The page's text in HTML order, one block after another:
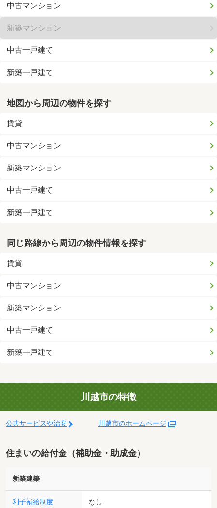
中古マンション
新築マンション
中古一戸建て
新築一戸建て
地図から周辺の物件を探す
賃貸
中古マンション
新築マンション
中古一戸建て
新築一戸建て
同じ路線から周辺の物件情報を探す
賃貸
中古マンション
新築マンション
中古一戸建て
新築一戸建て
川越市の特徴
公共サービスや治安 川越市のホームページ
住まいの給付金（補助金・助成金）
新築建築
利子補給制度 なし